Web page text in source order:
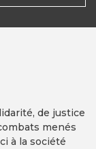
de justice
menés
à la société